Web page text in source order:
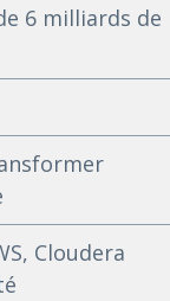
6 milliards de
Cloudera